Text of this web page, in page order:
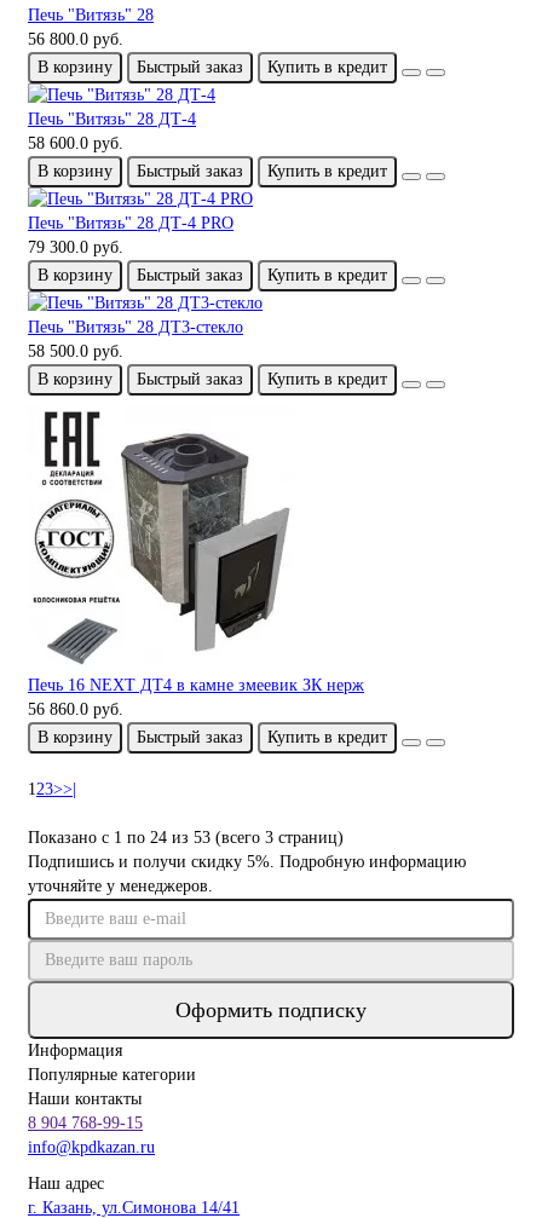
Печь "Витязь" 28
56 800.0 руб.
В корзину
Быстрый заказ Купить в кредит
Печь "Витязь" 28 ДТ-4
58 600.0 руб.
В корзину
Быстрый заказ Купить в кредит
Печь "Витязь" 28 ДТ-4 PRO
79 300.0 руб.
В корзину
Быстрый заказ Купить в кредит
Печь "Витязь" 28 ДТ3-стекло
58 500.0 руб.
В корзину
Быстрый заказ Купить в кредит
Печь 16 NEXT ДТ4 в камне змеевик ЗК нерж
56 860.0 руб.
В корзину
Быстрый заказ Купить в кредит
123>>|
Показано с 1 по 24 из 53 (всего 3 страниц)
Подпишись и получи скидку 5%. Подробную информацию
уточняйте у менеджеров.
Оформить подписку
Информация
Популярные категории
Наши контакты
8 904 768-99-15
info@kpdkazan.ru
Наш адрес
г. Казань, ул.Симонова 14/41